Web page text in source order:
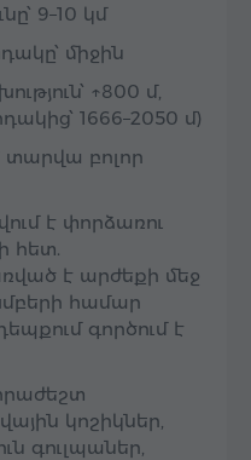
9–10 կմ
միջին
↑800 մ,
1666–2050 մ)
տարվա բոլոր
է փորձառու
հետ.
է արժեքի մեջ
համար
գործում է
կոշիկներ,
գուլպաներ,